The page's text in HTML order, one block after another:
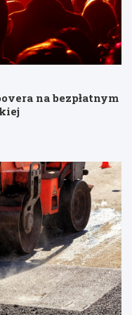
na bezpłatnym